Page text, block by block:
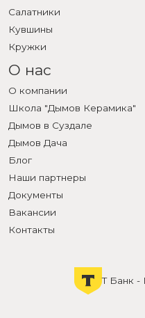
Салатники
Кувшины
Кружки
О нас
О компании
Школа "Дымов Керамика"
Дымов в Суздале
Дымов Дача
Блог
Наши партнеры
Документы
Вакансии
Контакты
Т Банк -